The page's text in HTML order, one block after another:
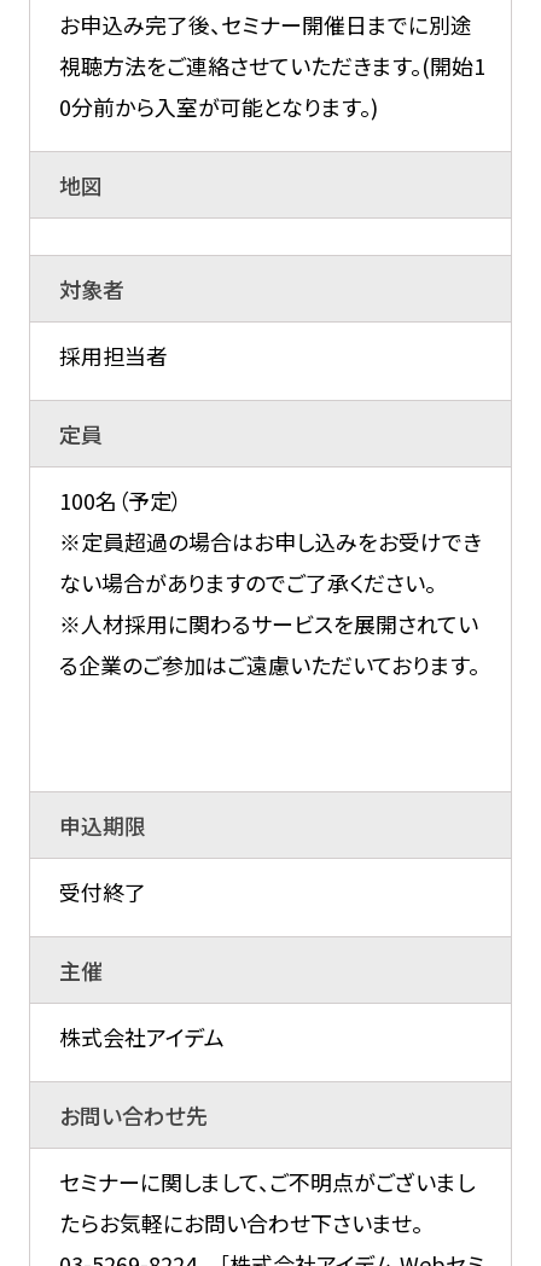
お申込み完了後、セミナー開催日までに別途
視聴方法をご連絡させていただきます。(開始1
0分前から入室が可能となります。)
地図
対象者
採用担当者
定員
100名（予定）
※定員超過の場合はお申し込みをお受けでき
ない場合がありますのでご了承ください。
※人材採用に関わるサービスを展開されてい
る企業のご参加はご遠慮いただいております。
申込期限
受付終了
主催
株式会社アイデム
お問い合わせ先
セミナーに関しまして、ご不明点がございまし
たらお気軽にお問い合わせ下さいませ。